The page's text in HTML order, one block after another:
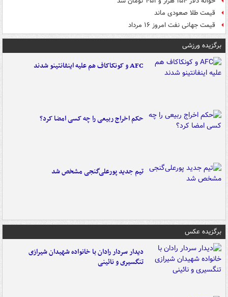
قیمت طلا صعودی ماند
قیمت جهانی نفت امروز ۱۶ مرداد
برگزیده ورزشی
AFC و کونکاکاف هم علیه اینفانتینو شدند
حکم اخراج ربیعی را چه کسی امضا کرد؟
تیم جدید پورعلی‌گنجی مشخص شد
برگزیده عکس
دیدار سردار رادان با خانواده‌ شهیدان شیرازی
تنگسیری و نائینی